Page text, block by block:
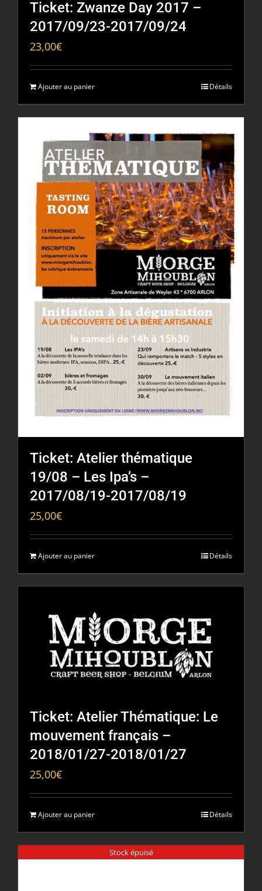
Ticket: Zwanze Day 2017 –
2017/09/23-2017/09/24
23,00€
Ajouter au panier Détails
Ticket: Atelier thématique
19/08 – Les Ipa’s –
2017/08/19-2017/08/19
25,00€
Ajouter au panier Détails
Ticket: Atelier Thématique: Le
mouvement français –
2018/01/27-2018/01/27
25,00€
Ajouter au panier Détails
Stock épuisé